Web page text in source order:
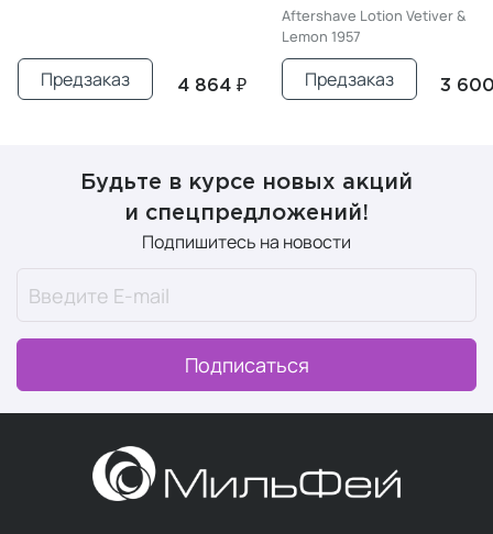
4 864 ₽
Предзаказ
Aftershave Lotion Vetiver &
Lemon 1957
3
Предзаказ
Будьте в курсе новых акций
и спецпредложений!
Подпишитесь на новости
Подписаться